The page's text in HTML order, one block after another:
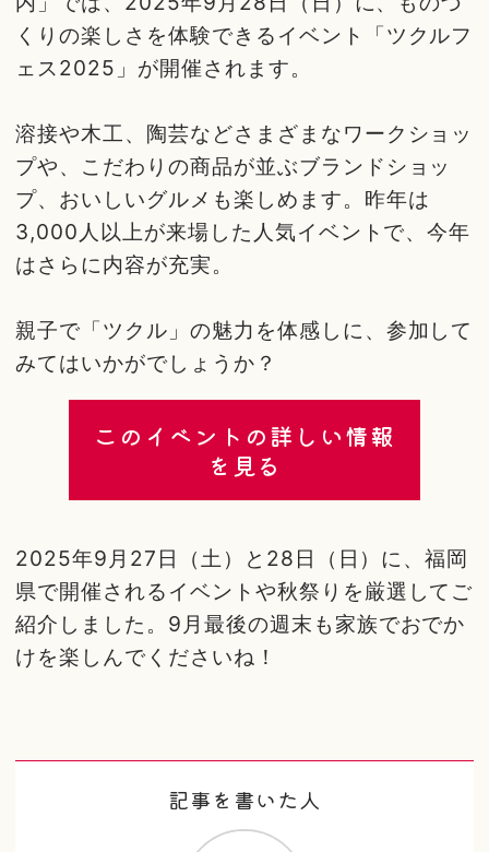
くりの楽しさを体験できるイベント「ツクルフ
ェス2025」が開催されます。
溶接や木工、陶芸などさまざまなワークショッ
プや、こだわりの商品が並ぶブランドショッ
プ、おいしいグルメも楽しめます。昨年は
3,000人以上が来場した人気イベントで、今年
はさらに内容が充実。
親子で「ツクル」の魅力を体感しに、参加して
みてはいかがでしょうか？
このイベントの詳しい情報
を見る
2025年9月27日（土）と28日（日）に、福岡
県で開催されるイベントや秋祭りを厳選してご
紹介しました。9月最後の週末も家族でおでか
けを楽しんでくださいね！
記事を書いた人